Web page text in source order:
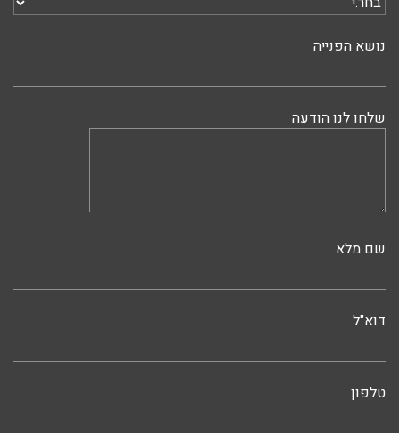
נושא הפנייה
שלחו לנו הודעה
שם מלא
דוא"ל
טלפון